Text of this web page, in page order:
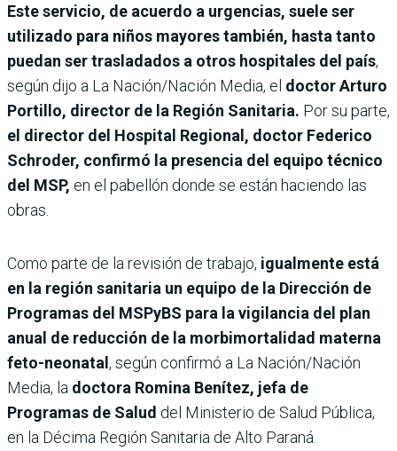
Este servicio, de acuerdo a urgencias, suele ser
utilizado para niños mayores también, hasta tanto
puedan ser trasladados a otros hospitales del país,
según dijo a La Nación/Nación Media, el doctor Arturo
Portillo, director de la Región Sanitaria. Por su parte,
el director del Hospital Regional, doctor Federico
Schroder, confirmó la presencia del equipo técnico
del MSP, en el pabellón donde se están haciendo las
obras.
Como parte de la revisión de trabajo, igualmente está
en la región sanitaria un equipo de la Dirección de
Programas del MSPyBS para la vigilancia del plan
anual de reducción de la morbimortalidad materna
feto-neonatal, según confirmó a La Nación/Nación
Media, la doctora Romina Benítez, jefa de
Programas de Salud del Ministerio de Salud Pública,
en la Décima Región Sanitaria de Alto Paraná.